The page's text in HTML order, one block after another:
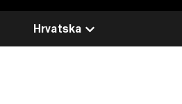
Hrvatska